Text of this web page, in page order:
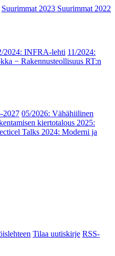
Suurimmat 2023 Suurimmat 2022
2024: INFRA-lehti 11/2024:
− Rakennusteollisuus RT:n
2027 05/2026: Vähähiilinen
kiertotalous 2025:
Talks 2024: Moderni ja
Tilaa uutiskirje RSS-